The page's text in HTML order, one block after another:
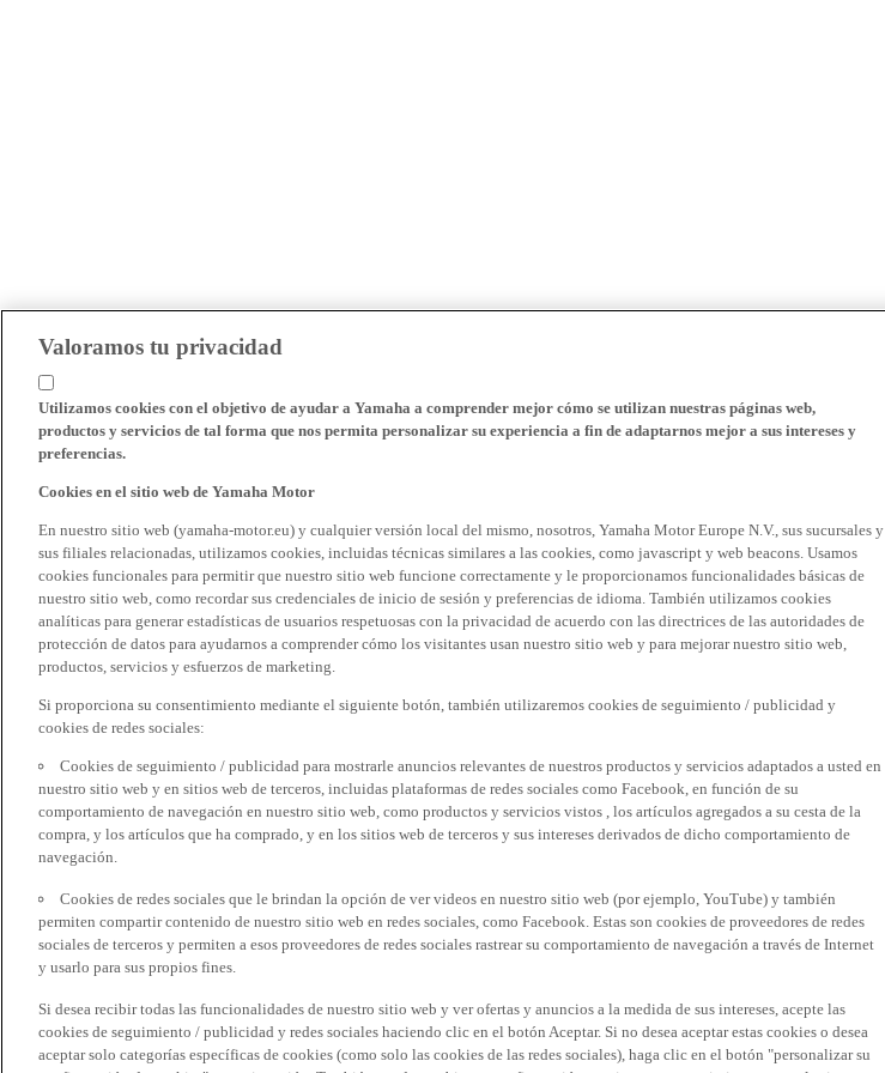
Valoramos tu privacidad
Utilizamos cookies con el objetivo de ayudar a Yamaha a comprender mejor cómo se utilizan nuestras páginas web,
productos y servicios de tal forma que nos permita personalizar su experiencia a fin de adaptarnos mejor a sus intereses y
preferencias.
Cookies en el sitio web de Yamaha Motor
En nuestro sitio web (yamaha-motor.eu) y cualquier versión local del mismo, nosotros, Yamaha Motor Europe N.V., sus sucursales y
sus filiales relacionadas, utilizamos cookies, incluidas técnicas similares a las cookies, como javascript y web beacons. Usamos
cookies funcionales para permitir que nuestro sitio web funcione correctamente y le proporcionamos funcionalidades básicas de
nuestro sitio web, como recordar sus credenciales de inicio de sesión y preferencias de idioma. También utilizamos cookies
analíticas para generar estadísticas de usuarios respetuosas con la privacidad de acuerdo con las directrices de las autoridades de
protección de datos para ayudarnos a comprender cómo los visitantes usan nuestro sitio web y para mejorar nuestro sitio web,
productos, servicios y esfuerzos de marketing.
Si proporciona su consentimiento mediante el siguiente botón, también utilizaremos cookies de seguimiento / publicidad y
cookies de redes sociales:
Cookies de seguimiento / publicidad para mostrarle anuncios relevantes de nuestros productos y servicios adaptados a usted en
nuestro sitio web y en sitios web de terceros, incluidas plataformas de redes sociales como Facebook, en función de su
comportamiento de navegación en nuestro sitio web, como productos y servicios vistos , los artículos agregados a su cesta de la
compra, y los artículos que ha comprado, y en los sitios web de terceros y sus intereses derivados de dicho comportamiento de
navegación.
Cookies de redes sociales que le brindan la opción de ver videos en nuestro sitio web (por ejemplo, YouTube) y también
permiten compartir contenido de nuestro sitio web en redes sociales, como Facebook. Estas son cookies de proveedores de redes
sociales de terceros y permiten a esos proveedores de redes sociales rastrear su comportamiento de navegación a través de Internet
y usarlo para sus propios fines.
Si desea recibir todas las funcionalidades de nuestro sitio web y ver ofertas y anuncios a la medida de sus intereses, acepte las
cookies de seguimiento / publicidad y redes sociales haciendo clic en el botón Aceptar. Si no desea aceptar estas cookies o desea
aceptar solo categorías específicas de cookies (como solo las cookies de las redes sociales), haga clic en el botón "personalizar su